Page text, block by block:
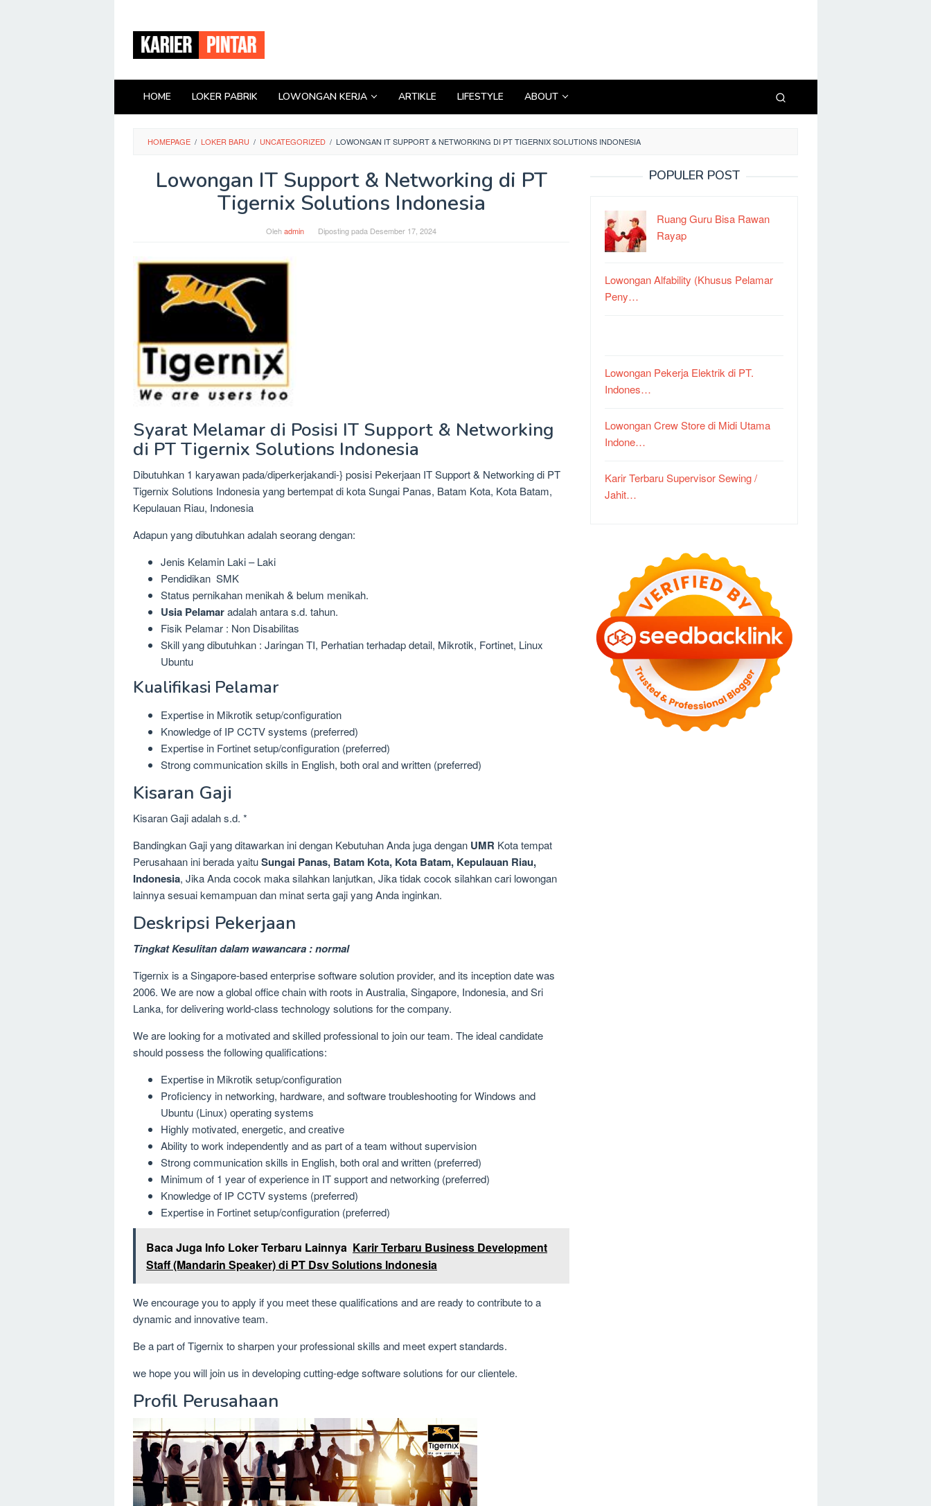
konten
HOME LOKER PABRIK LOWONGAN KERJA ARTIKLE LIFESTYLE ABOUT
HOMEPAGE / LOKER BARU / UNCATEGORIZED / LOWONGAN IT SUPPORT & NETWORKING DI PT TIGERNIX SOLUTIONS INDONESIA
Lowongan IT Support & Networking di PT
Tigernix Solutions Indonesia
Olehadmin Diposting pada Desember 17, 2024
Syarat Melamar di Posisi IT Support & Networking
di PT Tigernix Solutions Indonesia
Dibutuhkan 1 karyawan pada/diperkerjakandi-} posisi Pekerjaan IT Support & Networking di PT
Tigernix Solutions Indonesia yang bertempat di kota Sungai Panas, Batam Kota, Kota Batam,
Kepulauan Riau, Indonesia
Adapun yang dibutuhkan adalah seorang dengan:
Jenis Kelamin Laki – Laki
Pendidikan SMK
Status pernikahan menikah & belum menikah.
Usia Pelamaradalah antara s.d. tahun.
Fisik Pelamar : Non Disabilitas
Skill yang dibutuhkan : Jaringan TI, Perhatian terhadap detail, Mikrotik, Fortinet, Linux
Ubuntu
Kualifikasi Pelamar
Expertise in Mikrotik setup/configuration
Knowledge of IP CCTV systems (preferred)
Expertise in Fortinet setup/configuration (preferred)
Strong communication skills in English, both oral and written (preferred)
Kisaran Gaji
Kisaran Gaji adalah s.d. *
Bandingkan Gaji yang ditawarkan ini dengan Kebutuhan Anda juga dengan UMR Kota tempat
Perusahaan ini berada yaituSungai Panas, Batam Kota, Kota Batam, Kepulauan Riau,
Indonesia, Jika Anda cocok maka silahkan lanjutkan, Jika tidak cocok silahkan cari lowongan
lainnya sesuai kemampuan dan minat serta gaji yang Anda inginkan.
Deskripsi Pekerjaan
Tingkat Kesulitan dalam wawancara : normal
Tigernix is a Singapore-based enterprise software solution provider, and its inception date was
2006. We are now a global office chain with roots in Australia, Singapore, Indonesia, and Sri
Lanka, for delivering world-class technology solutions for the company.
We are looking for a motivated and skilled professional to join our team. The ideal candidate
should possess the following qualifications:
Expertise in Mikrotik setup/configuration
Proficiency in networking, hardware, and software troubleshooting for Windows and
Ubuntu (Linux) operating systems
Highly motivated, energetic, and creative
Ability to work independently and as part of a team without supervision
Strong communication skills in English, both oral and written (preferred)
Minimum of 1 year of experience in IT support and networking (preferred)
Knowledge of IP CCTV systems (preferred)
Expertise in Fortinet setup/configuration (preferred)
Baca Juga Info Loker Terbaru Lainnya Karir Terbaru Business Development
Staff (Mandarin Speaker) di PT Dsv Solutions Indonesia
We encourage you to apply if you meet these qualifications and are ready to contribute to a
dynamic and innovative team.
Be a part of Tigernix to sharpen your professional skills and meet expert standards.
we hope you will join us in developing cutting-edge software solutions for our clientele.
Profil Perusahaan
POPULER POST
Ruang Guru Bisa Rawan
Rayap
Lowongan Alfability (Khusus Pelamar
Peny…
Lowongan Pekerja Elektrik di PT.
Indones…
Lowongan Crew Store di Midi Utama
Indone…
Karir Terbaru Supervisor Sewing /
Jahit…